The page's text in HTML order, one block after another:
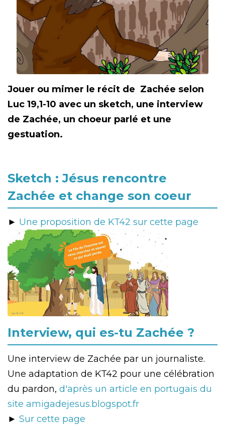
Jouer ou mimer le récit de Zachée selon
Luc 19,1-10 avec un sketch, une interview
de Zachée, un choeur parlé et une
gestuation.
Sketch : Jésus rencontre
Zachée et change son coeur
► Une proposition de KT42 sur cette page
Interview, qui es-tu Zachée ?
Une interview de Zachée par un journaliste.
Une adaptation de KT42 pour une célébration
du pardon, d'après un article en portugais du
site amigadejesus.blogspot.fr
► Sur cette page